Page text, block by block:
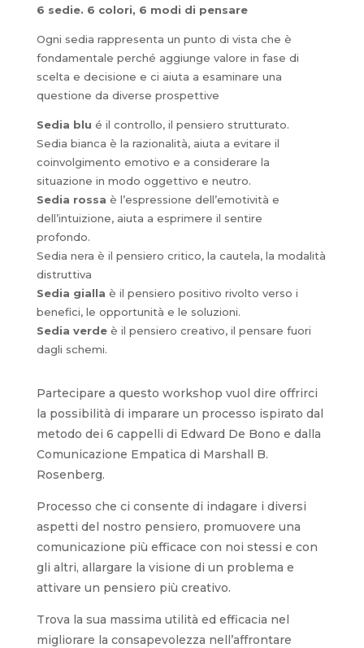
6 sedie. 6 colori, 6 modi di pensare
Ogni sedia rappresenta un punto di vista che è
fondamentale perché aggiunge valore in fase di
scelta e decisione e ci aiuta a esaminare una
questione da diverse prospettive
Sedia blu é il controllo, il pensiero strutturato.
Sedia bianca è la razionalità, aiuta a evitare il
coinvolgimento emotivo e a considerare la
situazione in modo oggettivo e neutro.
Sedia rossa è l’espressione dell’emotività e
dell’intuizione, aiuta a esprimere il sentire
profondo.
Sedia nera è il pensiero critico, la cautela, la modalità
distruttiva
Sedia gialla è il pensiero positivo rivolto verso i
benefici, le opportunità e le soluzioni.
Sedia verdeè il pensiero creativo, il pensare fuori
dagli schemi.
Partecipare a questo workshop vuol dire offrirci
la possibilità di imparare un processo ispirato dal
metodo dei 6 cappelli di Edward De Bono e dalla
Comunicazione Empatica di Marshall B.
Rosenberg.
Processo che ci consente di indagare i diversi
aspetti del nostro pensiero, promuovere una
comunicazione più efficace con noi stessi e con
gli altri, allargare la visione di un problema e
attivare un pensiero più creativo.
Trova la sua massima utilità ed efficacia nel
migliorare la consapevolezza nell’affrontare